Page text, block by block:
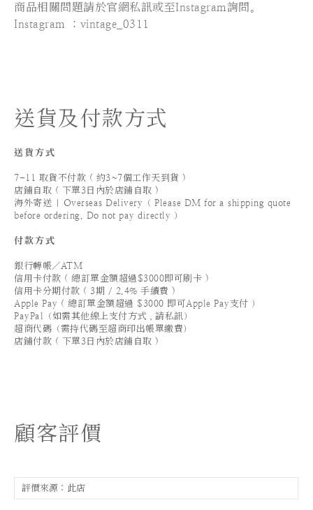
商品相關問題請於官網私訊或至Instagram詢問。
Instagram ：vintage_0311
送貨及付款方式
送貨方式
7-11 取貨不付款 ( 約3~7個工作天到貨 )
店鋪自取 ( 下單3日內於店鋪自取 )
海外寄送 | Overseas Delivery（ Please DM for a shipping quote
before ordering. Do not pay directly ）
付款方式
銀行轉帳／ATM
信用卡付款 ( 總訂單金額超過$3000即可刷卡 )
信用卡分期付款 ( 3期 / 2.4% 手續費 )
Apple Pay ( 總訂單金額超過 $3000 即可Apple Pay支付 ）
PayPal（如需其他線上支付方式，請私訊）
超商代碼（需持代碼至超商印出帳單繳費）
店鋪付款 ( 下單3日內於店鋪自取 )
顧客評價